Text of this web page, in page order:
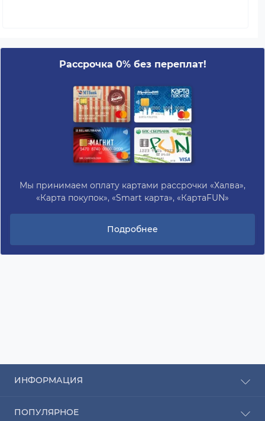
Рассрочка 0% без переплат!
Мы принимаем оплату картами рассрочки «Халва»,
«Карта покупок», «Smart карта», «КартаFUN»
Подробнее
ИНФОРМАЦИЯ
Оплата
ПОПУЛЯРНОЕ